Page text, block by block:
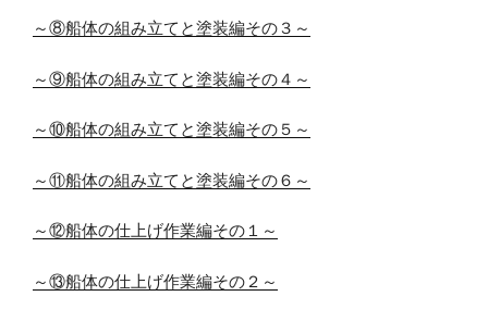
～⑧船体の組み立てと塗装編その３～
～⑨船体の組み立てと塗装編その４～
～⑩船体の組み立てと塗装編その５～
～⑪船体の組み立てと塗装編その６～
～⑫船体の仕上げ作業編その１～
～⑬船体の仕上げ作業編その２～